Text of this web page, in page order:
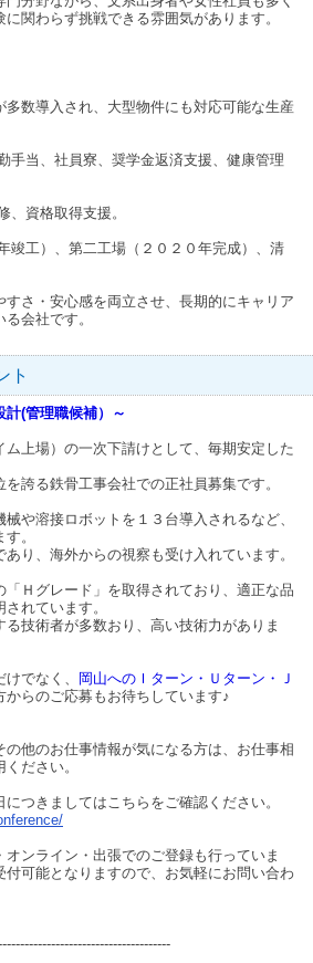
関わらず挑戦できる雰囲気があります。
多数導入され、大型物件にも対応可能な生産
手当、社員寮、奨学金返済支援、健康管理
、資格取得支援。
竣工）、第二工場（２０２０年完成）、清
さ・安心感を両立させ、長期的にキャリア
会社です。
ト
計(管理職候補）～
ム上場）の一次下請けとして、毎期安定した
誇る鉄骨工事会社での正社員募集です。
や溶接ロボットを１３台導入されるなど、
。
り、海外からの視察も受け入れています。
「Ｈグレード」を取得されており、適正な品
れています。
る技術者が多数おり、高い技術力がありま
でなく、
岡山へのＩターン・Ｕターン・Ｊ
からのご応募もお待ちしています♪
の他のお仕事情報が気になる方は、お仕事相
ださい。
つきましてはこちらをご確認ください。
オンライン・出張でのご登録も行っていま
可能となりますので、お気軽にお問い合わ